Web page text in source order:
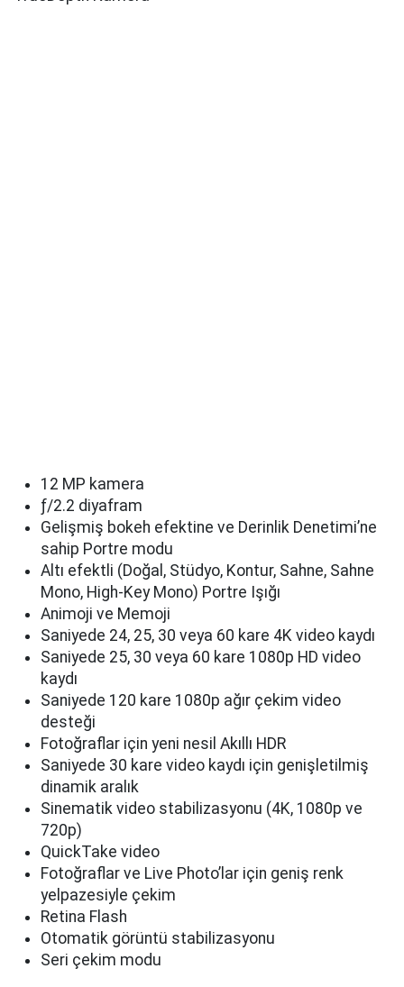
12 MP kamera
ƒ/2.2 diyafram
Gelişmiş bokeh efektine ve Derinlik Denetimi’ne
sahip Portre modu
Altı efektli (Doğal, Stüdyo, Kontur, Sahne, Sahne
Mono, High-Key Mono) Portre Işığı
Animoji ve Memoji
Saniyede 24, 25, 30 veya 60 kare 4K video kaydı
Saniyede 25, 30 veya 60 kare 1080p HD video
kaydı
Saniyede 120 kare 1080p ağır çekim video
desteği
Fotoğraflar için yeni nesil Akıllı HDR
Saniyede 30 kare video kaydı için genişletilmiş
dinamik aralık
Sinematik video stabilizasyonu (4K, 1080p ve
720p)
QuickTake video
Fotoğraflar ve Live Photo’lar için geniş renk
yelpazesiyle çekim
Retina Flash
Otomatik görüntü stabilizasyonu
Seri çekim modu